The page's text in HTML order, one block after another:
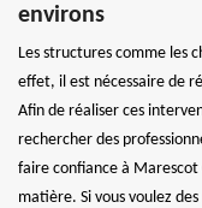
environs
Les structures comme les
effet, il est nécessaire de
Afin de réaliser ces
rechercher des
faire confiance à
matière. Si vous voulez